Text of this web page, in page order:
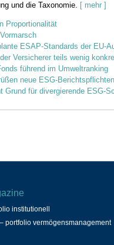
und die Taxonomie. [ mehr ]
Proportionalität
ESAP-Standards der EU-
Versicherer teils wenig
führend im Umweltranking
neue ESG-Berichtspflichten
Grund für divergierende ESG-
institutionell
portfolio vermögensmanagement